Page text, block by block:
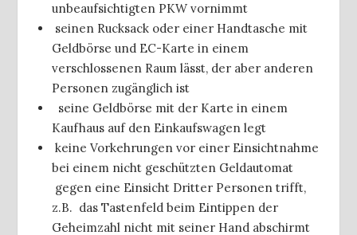
unbeaufsichtigten PKW vornimmt
seinen Rucksack oder einer Handtasche mit
Geldbörse und EC-Karte in einem
verschlossenen Raum lässt, der aber anderen
Personen zugänglich ist
seine Geldbörse mit der Karte in einem
Kaufhaus auf den Einkaufswagen legt
keine Vorkehrungen vor einer Einsichtnahme
bei einem nicht geschützten Geldautomat
gegen eine Einsicht Dritter Personen trifft,
z.B. das Tastenfeld beim Eintippen der
Geheimzahl nicht mit seiner Hand abschirmt